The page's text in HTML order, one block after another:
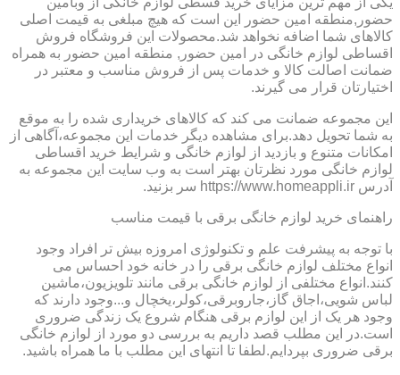
حضور,منطقه امین حضور این است که هیچ مبلغی به قیمت اصلی
کالاهای شما اضافه نخواهد شد.محصولات این فروشگاه فروش
اقساطی لوازم خانگی در امین حضور, منطقه امین حضور به همراه
ضمانت اصالت کالا و خدمات پس از فروش مناسب و معتبر در
اختیارتان قرار می گیرند.
این مجموعه ضمانت می کند که کالاهای خریداری شده را به موقع
به شما تحویل دهد.برای مشاهده دیگر خدمات این مجموعه،آگاهی از
امکانات متنوع و بازدید از لوازم خانگی و شرایط خرید اقساطی
لوازم خانگی مورد نظرتان بهتر است به وب سایت این مجموعه به
آدرس https://www.homeappli.ir سر بزنید.
راهنمای خرید لوازم خانگی برقی با قیمت مناسب
با توجه به پیشرفت علم و تکنولوژی امروزه بیش تر افراد وجود
انواع مختلف لوازم خانگی برقی را در خانه خود احساس می
کنند.انواع مختلفی از لوازم خانگی برقی مانند تلویزیون،ماشین
لباس شویی،اجاق گاز،جاروبرقی،کولر،یخچال و...وجود دارند که
وجود هر یک از این لوازم برقی هنگام شروع یک زندگی ضروری
است.در این مطلب قصد داریم به بررسی دو مورد از لوازم خانگی
برقی ضروری بپردایم.لطفا تا انتهای این مطلب با ما همراه باشید.